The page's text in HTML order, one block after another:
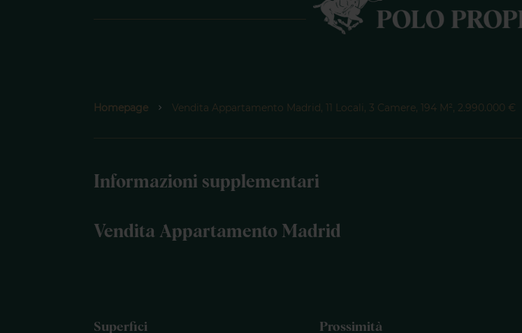
Homepage Vendita Appartamento Madrid, 11 Locali, 3 Camere, 194 M², 2.990.000 €
Informazioni supplementari
Vendita Appartamento Madrid
Superfici Prossimità